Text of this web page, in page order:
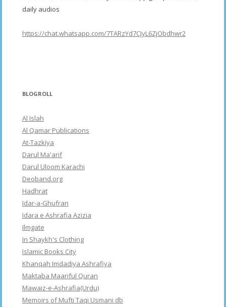
daily audios
https://chat.whatsapp.com/7TARzYd7CJyL6ZjObdhwr2
BLOGROLL
Al Islah
Al Qamar Publications
At-Tazkiya
Darul Ma'arif
Darul Uloom Karachi
Deoband.org
Hadhrat
Idar-a-Ghufran
Idara e Ashrafia Azizia
Ilmgate
In Shaykh's Clothing
Islamic Books City
Khanqah Imdadiya Ashrafiya
Maktaba Maariful Quran
Mawaiz-e-Ashrafia(Urdu)
Memoirs of Mufti Taqi Usmani db